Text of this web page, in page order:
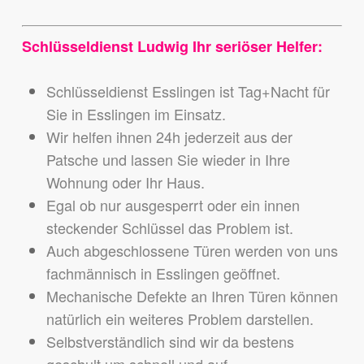
Schlüsseldienst Ludwig Ihr seriöser Helfer:
Schlüsseldienst Esslingen ist Tag+Nacht für
Sie in Esslingen im Einsatz.
Wir helfen ihnen 24h jederzeit aus der
Patsche und lassen Sie wieder in Ihre
Wohnung oder Ihr Haus.
Egal ob nur ausgesperrt oder ein innen
steckender Schlüssel das Problem ist.
Auch abgeschlossene Türen werden von uns
fachmännisch in Esslingen geöffnet.
Mechanische Defekte an Ihren Türen können
natürlich ein weiteres Problem darstellen.
Selbstverständlich sind wir da bestens